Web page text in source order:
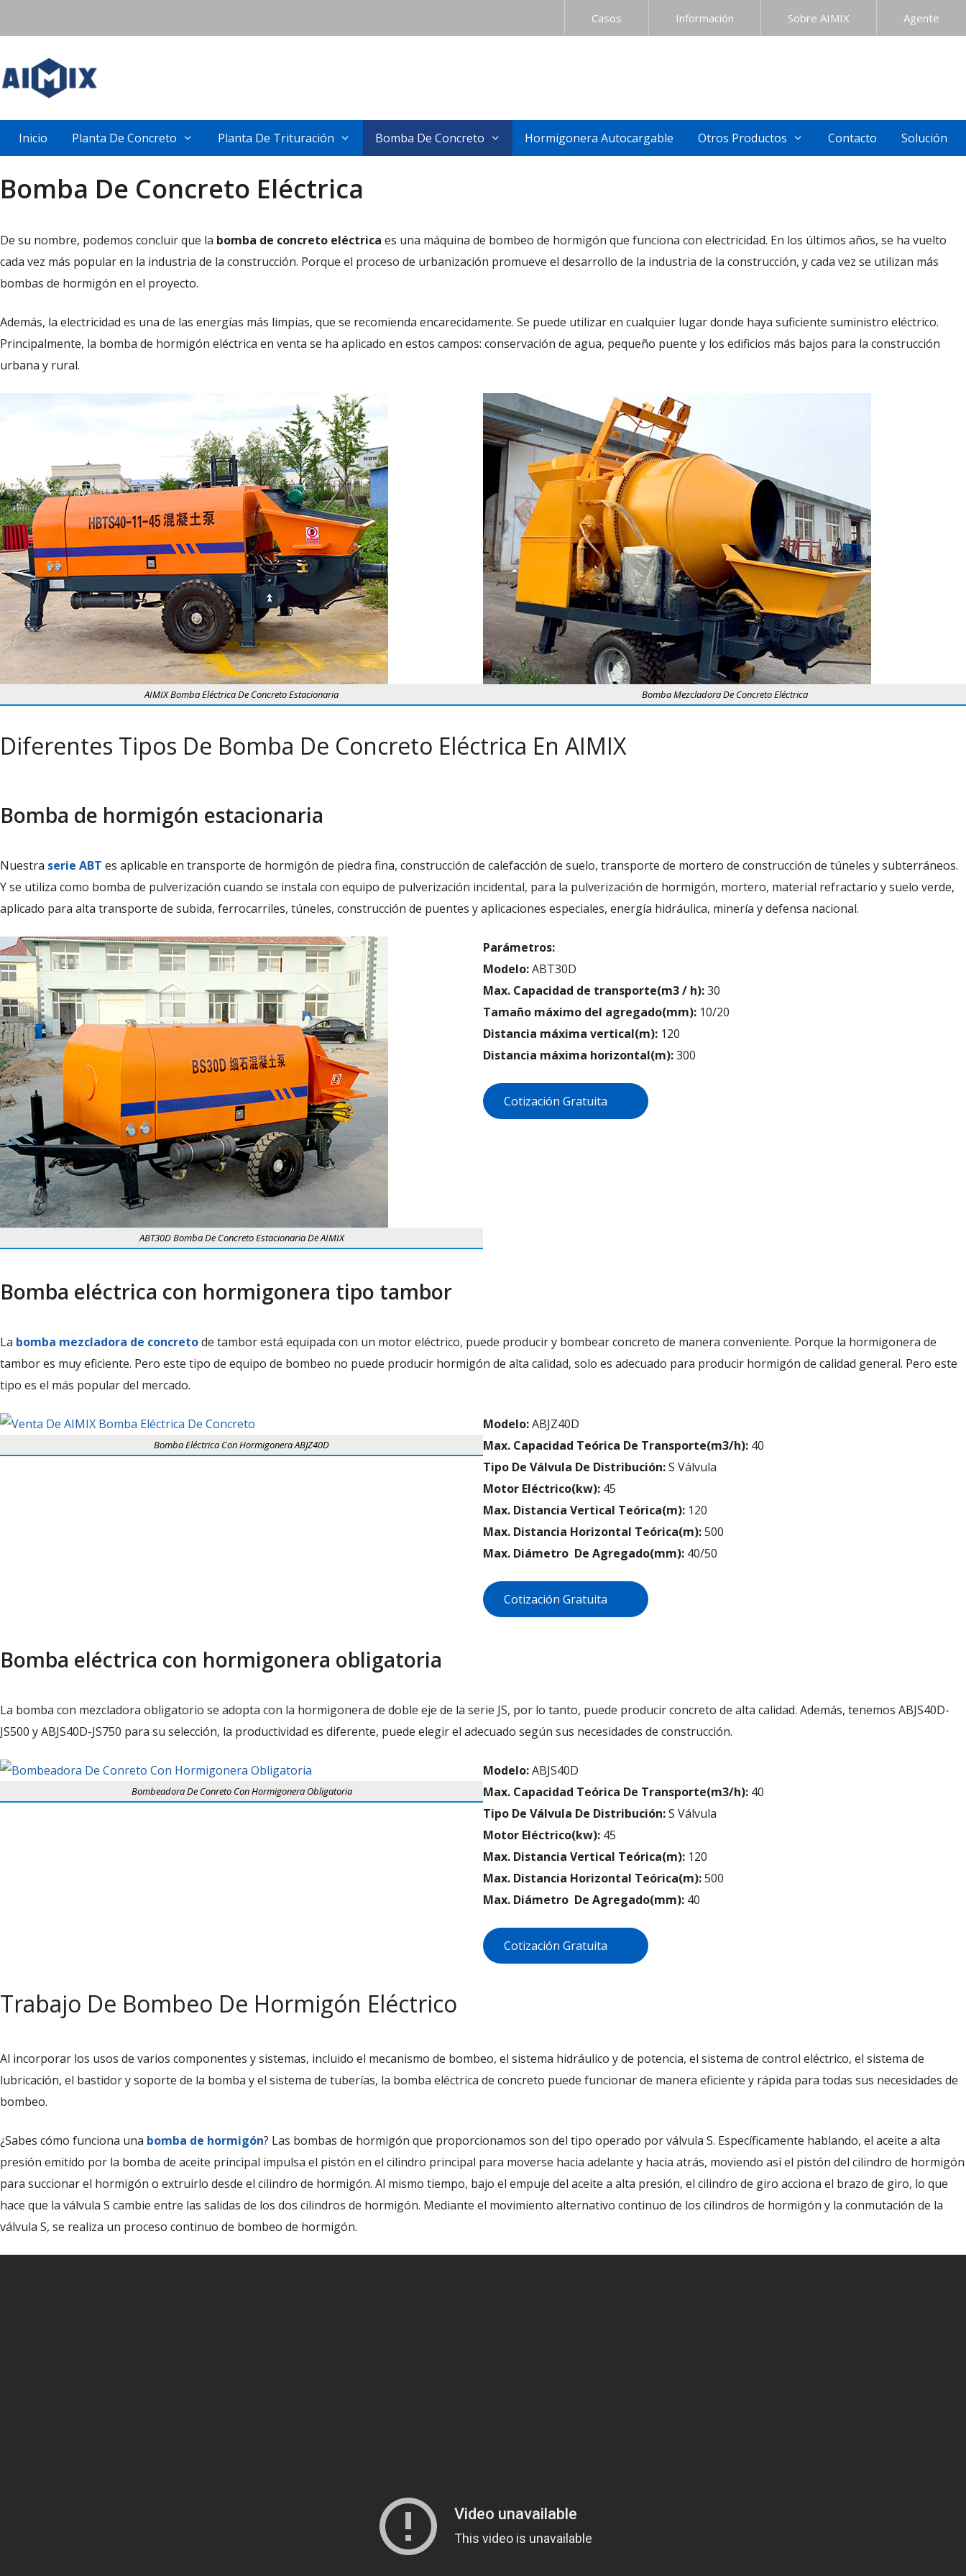
Agente
Sobre AIMIX
Información
Casos
Inicio Planta De Concreto Planta De Trituración Bomba De Concreto Hormigonera Autocargable Otros Productos Contacto Solución
Bomba De Concreto Eléctrica
De su nombre, podemos concluir que la bomba de concreto eléctrica es una máquina de bombeo de hormigón que funciona con electricidad. En los últimos años, se ha vuelto
cada vez más popular en la industria de la construcción. Porque el proceso de urbanización promueve el desarrollo de la industria de la construcción, y cada vez se utilizan más
bombas de hormigón en el proyecto.
Además, la electricidad es una de las energías más limpias, que se recomienda encarecidamente. Se puede utilizar en cualquier lugar donde haya suficiente suministro eléctrico.
Principalmente, la bomba de hormigón eléctrica en venta se ha aplicado en estos campos: conservación de agua, pequeño puente y los edificios más bajos para la construcción
urbana y rural.
AIMIX Bomba Eléctrica De Concreto Estacionaria Bomba Mezcladora De Concreto Eléctrica
Diferentes Tipos De Bomba De Concreto Eléctrica En AIMIX
Bomba de hormigón estacionaria
Nuestra serie ABT es aplicable en transporte de hormigón de piedra fina, construcción de calefacción de suelo, transporte de mortero de construcción de túneles y subterráneos.
Y se utiliza como bomba de pulverización cuando se instala con equipo de pulverización incidental, para la pulverización de hormigón, mortero, material refractario y suelo verde,
aplicado para alta transporte de subida, ferrocarriles, túneles, construcción de puentes y aplicaciones especiales, energía hidráulica, minería y defensa nacional.
ABT30D Bomba De Concreto Estacionaria De AIMIX
Parámetros:
Modelo:ABT30D
Max. Capacidad de transporte(m3 / h):30
Tamaño máximo del agregado(mm): 10/20
Distancia máxima vertical(m): 120
Distancia máxima horizontal(m):300
Cotización Gratuita
Bomba eléctrica con hormigonera tipo tambor
La bomba mezcladora de concretode tambor está equipada con un motor eléctrico, puede producir y bombear concreto de manera conveniente. Porque la hormigonera de
tambor es muy eficiente. Pero este tipo de equipo de bombeo no puede producir hormigón de alta calidad, solo es adecuado para producir hormigón de calidad general. Pero este
tipo es el más popular del mercado.
Bomba Eléctrica Con Hormigonera ABJZ40D
Modelo:ABJZ40D
Max. Capacidad Teórica De Transporte(m3/h): 40
Tipo De Válvula De Distribución:S Válvula
Motor Eléctrico(kw): 45
Max. Distancia Vertical Teórica(m): 120
Max. Distancia Horizontal Teórica(m):500
Max. Diámetro De Agregado(mm): 40/50
Cotización Gratuita
Bomba eléctrica con hormigonera obligatoria
La bomba con mezcladora obligatorio se adopta con la hormigonera de doble eje de la serie JS, por lo tanto, puede producir concreto de alta calidad. Además, tenemos ABJS40D-
JS500 y ABJS40D-JS750 para su selección, la productividad es diferente, puede elegir el adecuado según sus necesidades de construcción.
Bombeadora De Conreto Con Hormigonera Obligatoria
Modelo:ABJS40D
Max. Capacidad Teórica De Transporte(m3/h): 40
Tipo De Válvula De Distribución:S Válvula
Motor Eléctrico(kw): 45
Max. Distancia Vertical Teórica(m): 120
Max. Distancia Horizontal Teórica(m):500
Max. Diámetro De Agregado(mm): 40
Cotización Gratuita
Trabajo De Bombeo De Hormigón Eléctrico
Al incorporar los usos de varios componentes y sistemas, incluido el mecanismo de bombeo, el sistema hidráulico y de potencia, el sistema de control eléctrico, el sistema de
lubricación, el bastidor y soporte de la bomba y el sistema de tuberías, la bomba eléctrica de concreto puede funcionar de manera eficiente y rápida para todas sus necesidades de
bombeo.
¿Sabes cómo funciona una bomba de hormigón? Las bombas de hormigón que proporcionamos son del tipo operado por válvula S. Específicamente hablando, el aceite a alta
presión emitido por la bomba de aceite principal impulsa el pistón en el cilindro principal para moverse hacia adelante y hacia atrás, moviendo así el pistón del cilindro de hormigón
para succionar el hormigón o extruirlo desde el cilindro de hormigón. Al mismo tiempo, bajo el empuje del aceite a alta presión, el cilindro de giro acciona el brazo de giro, lo que
hace que la válvula S cambie entre las salidas de los dos cilindros de hormigón. Mediante el movimiento alternativo continuo de los cilindros de hormigón y la conmutación de la
válvula S, se realiza un proceso continuo de bombeo de hormigón.